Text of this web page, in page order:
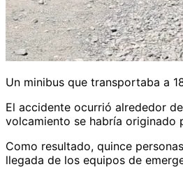
Un minibus que transportaba a
El accidente ocurrió alrededor
volcamiento se habría originado
Como resultado, quince
llegada de los equipos de